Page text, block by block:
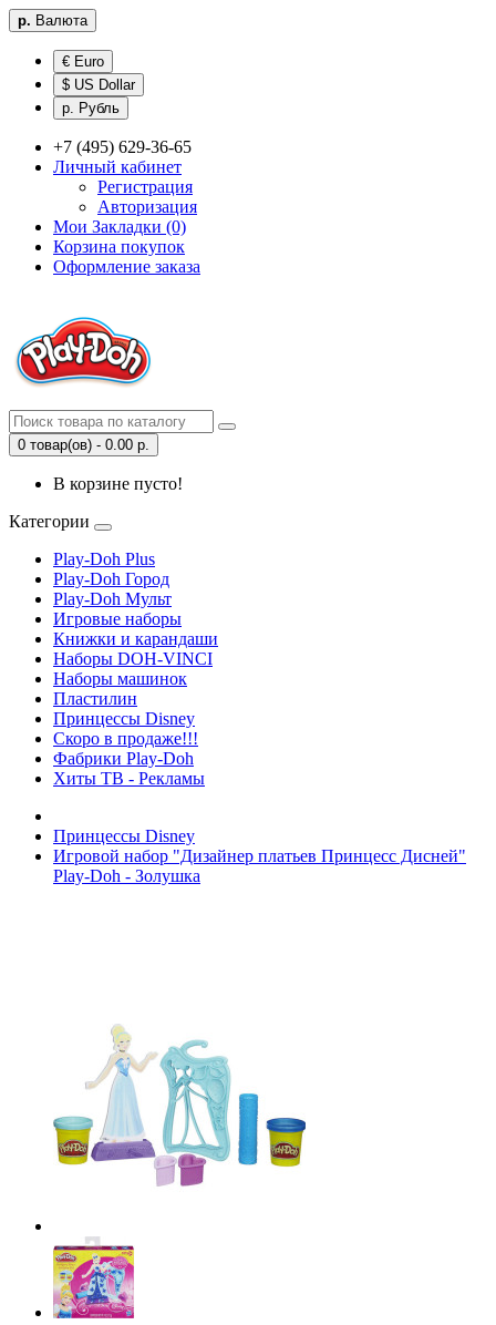
р. Валюта
€ Euro
$ US Dollar
р. Рубль
+7 (495) 629-36-65
Личный кабинет
Регистрация
Авторизация
Мои Закладки (0)
Корзина покупок
Оформление заказа
0 товар(ов) - 0.00 р.
В корзине пусто!
Категории
Play-Doh Plus
Play-Doh Город
Play-Doh Мульт
Игровые наборы
Книжки и карандаши
Наборы DOH-VINCI
Наборы машинок
Пластилин
Принцессы Disney
Скоро в продаже!!!
Фабрики Play-Doh
Хиты ТВ - Рекламы
Принцессы Disney
Игровой набор "Дизайнер платьев Принцесс Дисней"
Play-Doh - Золушка